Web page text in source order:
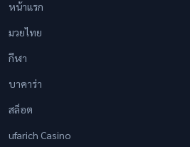
หน้าแรก
มวยไทย
กีฬา
บาคาร่า
สล็อต
ufarich Casino